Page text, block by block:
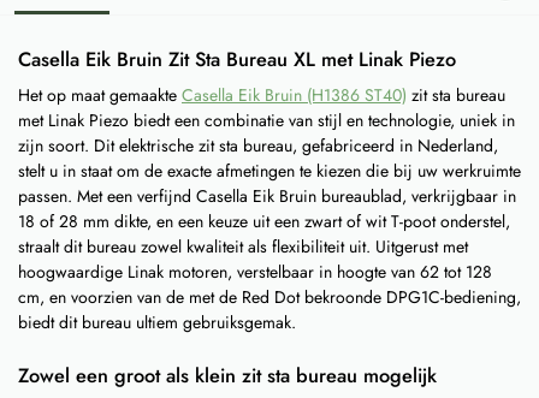
Casella Eik Bruin Zit Sta Bureau XL met Linak Piezo
Het op maat gemaakte Casella Eik Bruin (H1386 ST40) zit sta bureau
met Linak Piezo biedt een combinatie van stijl en technologie, uniek in
zijn soort. Dit elektrische zit sta bureau, gefabriceerd in Nederland,
stelt u in staat om de exacte afmetingen te kiezen die bij uw werkruimte
passen. Met een verfijnd Casella Eik Bruin bureaublad, verkrijgbaar in
18 of 28 mm dikte, en een keuze uit een zwart of wit T-poot onderstel,
straalt dit bureau zowel kwaliteit als flexibiliteit uit. Uitgerust met
hoogwaardige Linak motoren, verstelbaar in hoogte van 62 tot 128
cm, en voorzien van de met de Red Dot bekroonde DPG1C-bediening,
biedt dit bureau ultiem gebruiksgemak.
Zowel een groot als klein zit sta bureau mogelijk